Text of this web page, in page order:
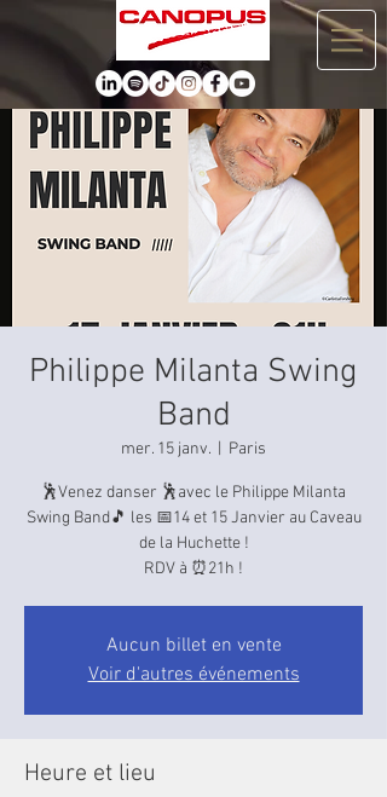
Philippe Milanta Swing
Band
mer. 15 janv. Paris
🕺Venez danser 🕺avec le Philippe Milanta
Swing Band🎵 les 📅14 et 15 Janvier au Caveau
de la Huchette !
RDV à ⏰21h !
Aucun billet en vente
Voir d'autres événements
Heure et lieu